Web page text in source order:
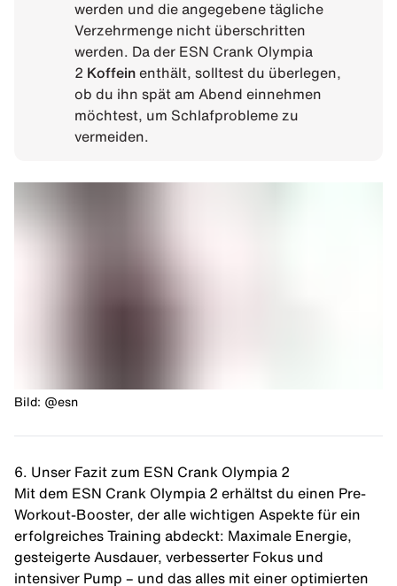
werden und die angegebene tägliche
Verzehrmenge nicht überschritten
werden. Da der ESN Crank Olympia
2 Koffein enthält, solltest du überlegen,
ob du ihn spät am Abend einnehmen
möchtest, um Schlafprobleme zu
vermeiden.
Bild: @esn
6. Unser Fazit zum ESN Crank Olympia 2
Mit dem ESN Crank Olympia 2 erhältst du einen Pre-
Workout-Booster, der alle wichtigen Aspekte für ein
erfolgreiches Training abdeckt: Maximale Energie,
gesteigerte Ausdauer, verbesserter Fokus und
intensiver Pump – und das alles mit einer optimierten